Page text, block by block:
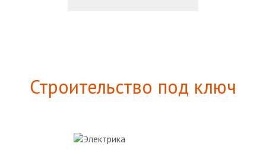
Строительство под ключ